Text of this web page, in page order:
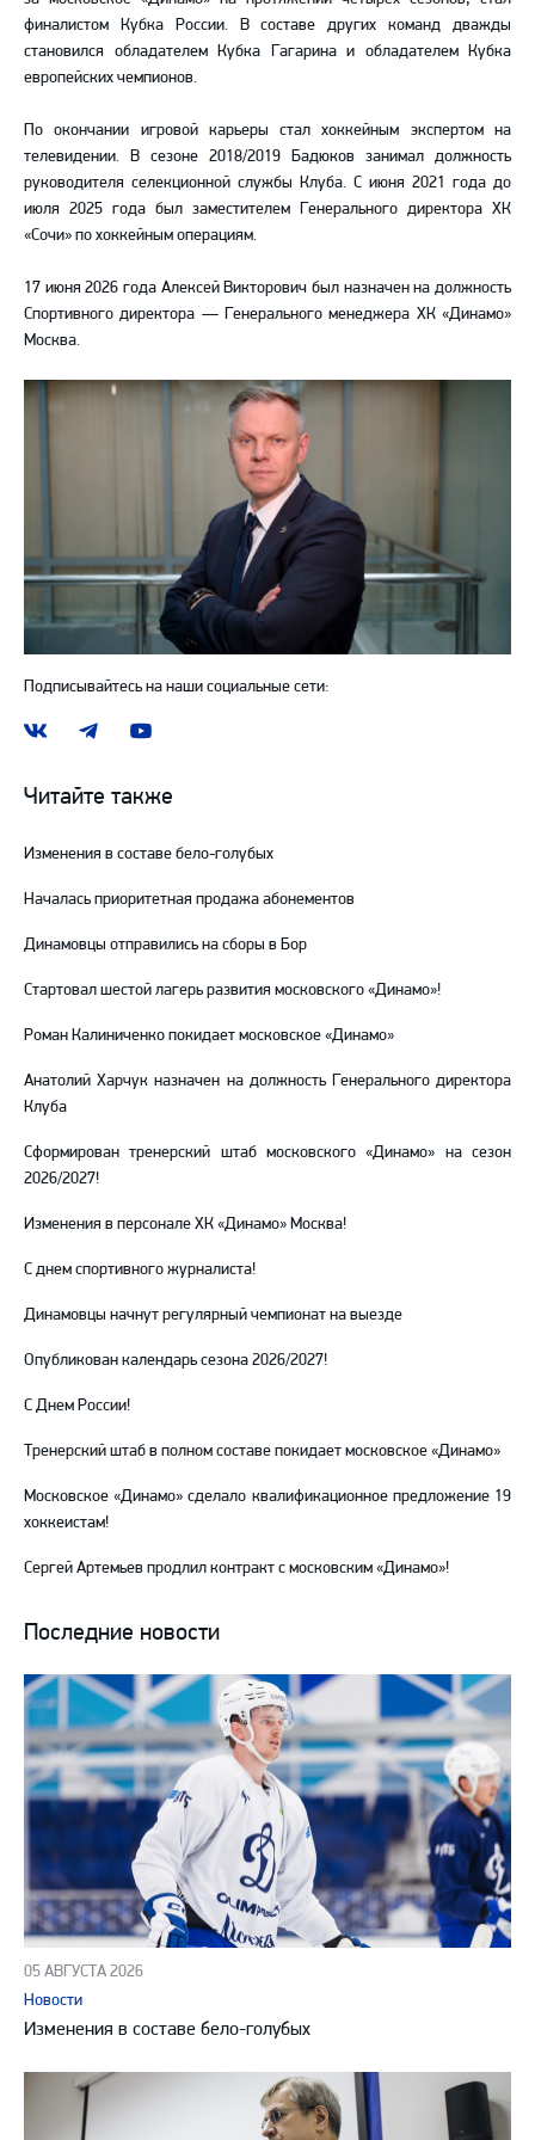
финалистом Кубка России. В составе других команд дважды
становился обладателем Кубка Гагарина и обладателем Кубка
европейских чемпионов.
По окончании игровой карьеры стал хоккейным экспертом на
телевидении. В сезоне 2018/2019 Бадюков занимал должность
руководителя селекционной службы Клуба. С июня 2021 года до
июля 2025 года был заместителем Генерального директора ХК
«Сочи» по хоккейным операциям.
17 июня 2026 года Алексей Викторович был назначен на должность
Спортивного директора — Генерального менеджера ХК «Динамо»
Москва.
Подписывайтесь на наши социальные сети:
Наша
ВКонтакте
Наш
в
Telegram
Наш
YouTube
Читайте также
Изменения в составе бело-голубых
Началась приоритетная продажа абонементов
Динамовцы отправились на сборы в Бор
Стартовал шестой лагерь развития московского «Динамо»!
Роман Калиниченко покидает московское «Динамо»
Анатолий Харчук назначен на должность Генерального директора
Клуба
Сформирован тренерский штаб московского «Динамо» на сезон
2026/2027!
Изменения в персонале ХК «Динамо» Москва!
С днем спортивного журналиста!
Динамовцы начнут регулярный чемпионат на выезде
Опубликован календарь сезона 2026/2027!
С Днем России!
Тренерский штаб в полном составе покидает московское «Динамо»
Московское «Динамо» сделало квалификационное предложение 19
хоккеистам!
Сергей Артемьев продлил контракт с московским «Динамо»!
Последние новости
05 АВГУСТА 2026
Новости
Изменения в составе бело-голубых